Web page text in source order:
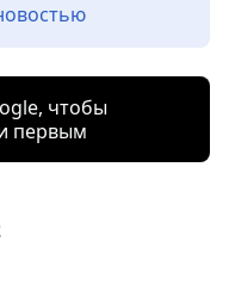
чтобы
первым